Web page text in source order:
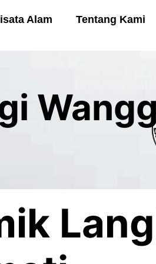
Alam Tentang Kami